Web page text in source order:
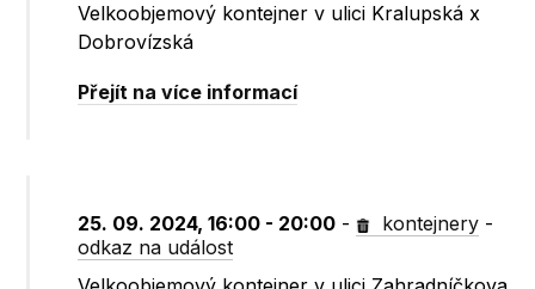
Velkoobjemový kontejner v ulici Kralupská x
Dobrovízská
Přejít na více informací
25. 09. 2024, 16:00 - 20:00 - kontejnery -
odkaz na událost